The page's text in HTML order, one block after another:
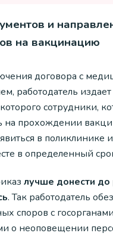
и
на вакцинацию
договора с
работодатель
сотрудники,
на прохождении
в поликлинике
в определенный
лучше донести до
. Так работодатель
споров с
о неоповещении